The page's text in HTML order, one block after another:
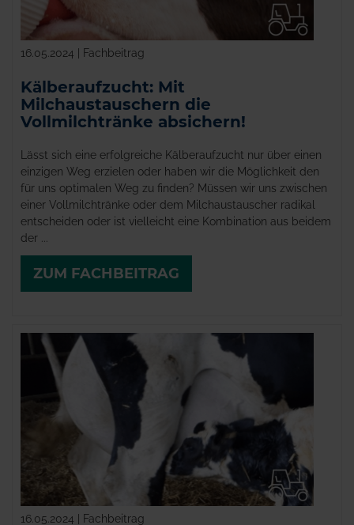
16.05.2024 | Fachbeitrag
Kälberaufzucht: Mit
Milchaustauschern die
Vollmilchtränke absichern!
Lässt sich eine erfolgreiche Kälberaufzucht nur über einen
einzigen Weg erzielen oder haben wir die Möglichkeit den
für uns optimalen Weg zu finden? Müssen wir uns zwischen
einer Vollmilchtränke oder dem Milchaustauscher radikal
entscheiden oder ist vielleicht eine Kombination aus beidem
der ...
ZUM FACHBEITRAG
16.05.2024 | Fachbeitrag